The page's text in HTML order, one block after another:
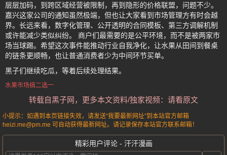
层层加码，到跨区域经营被限制，再到隐形的价格联盟，问题不少。
嘉兴这家公司的通知虽然极端，但也让大家看到市场管理方有时会越
界。长远来看，数字化管理、公开透明的合同模板、第三方调解机制
或许能减少类似纠纷。 商户们最需要的是公平环境，而不是被两家市
场当球踢。希望这次事件能推动行业自我净化，让水果从田间到餐桌
的链条更顺畅，也让普通消费者少为中间环节买单。
黑子们继续吃瓜，等着后续处理结果。
水果市场搞二选一
转载自黑子网，更多本文资料/独家视频：请看原文
小提示：如遇到本页链接失效，请发送“我要最新网址”到本站官方邮箱
heizi.me@pm.me 可自动获得最新网址。请记录保存本站官方联系邮箱！
精彩用户评论 - 汗汗漫画